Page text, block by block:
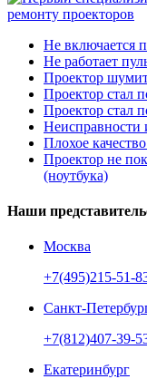
Не включается
Не работает
Проектор
Проектор стал
Проектор стал
Неисправности
Плохое
Проектор не
(ноутбука)
Наши
Москва
+7(495)215-51-
Санкт-
+7(812)407-39-
Екатеринбург